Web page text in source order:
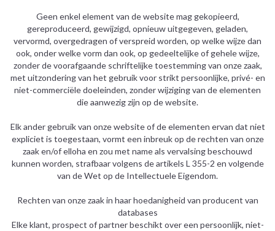
Geen enkel element van de website mag gekopieerd,
gereproduceerd, gewijzigd, opnieuw uitgegeven, geladen,
vervormd, overgedragen of verspreid worden, op welke wijze dan
ook, onder welke vorm dan ook, op gedeeltelijke of gehele wijze,
zonder de voorafgaande schriftelijke toestemming van onze zaak,
met uitzondering van het gebruik voor strikt persoonlijke, privé- en
niet-commerciële doeleinden, zonder wijziging van de elementen
die aanwezig zijn op de website.
Elk ander gebruik van onze website of de elementen ervan dat niet
expliciet is toegestaan, vormt een inbreuk op de rechten van onze
zaak en/of elloha en zou met name als vervalsing beschouwd
kunnen worden, strafbaar volgens de artikels L 355-2 en volgende
van de Wet op de Intellectuele Eigendom.
Rechten van onze zaak in haar hoedanigheid van producent van
databases
Elke klant, prospect of partner beschikt over een persoonlijk, niet-